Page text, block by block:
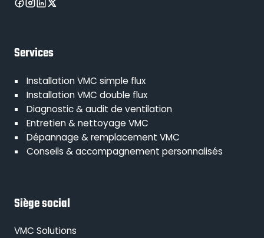
Services
Installation VMC simple flux
Installation VMC double flux
Diagnostic & audit de ventilation
Entretien & nettoyage VMC
Dépannage & remplacement VMC
Conseils & accompagnement personnalisés
Siège social
VMC Solutions